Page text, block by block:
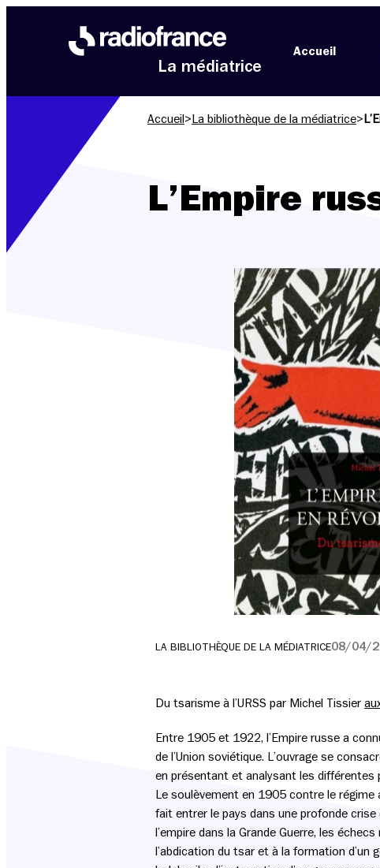
La médiatrice
Accueil
Accueil > La bibliothèque de la médiatrice>
L’Empire
LA BIBLIOTHÈQUE DE LA MÉDIATRICE08/04/
Du tsarisme à l’URSS par Michel Tissier
Entre 1905 et 1922, l’Empire russe a
de l’Union soviétique. L’ouvrage se
en présentant et analysant les différentes
Le soulèvement en 1905 contre le
fait entrer le pays dans une profonde
l’empire dans la Grande Guerre, les
l’abdication du tsar et à la formation d’un